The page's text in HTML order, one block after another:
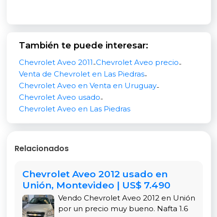
que lo hace respetuoso con el medio ambiente.
Dimensiones y Capacidad
Con una longitud de4.039 mm, una anchura de
1.735 mmy una altura de1.517 mm, el Aveo LS
ofrece un espacio interior cómodo para cinco
pasajeros. Su maletero tiene una capacidad de
290 litros, ampliable a653 litros
traseros abatidos, proporcionando espacio
Seguridad y Equipamiento
Frenos ABS
Airbags frontales
También te puede interesar:
Chevrolet Aveo 2011-Chevrolet Aveo precio-
Venta de Chevrolet en Las Piedras-
Chevrolet Aveo en Venta en Uruguay-
Chevrolet Aveo usado-
Chevrolet Aveo en Las Piedras
Relacionados
Chevrolet Aveo 2012 usado en
Unión, Montevideo | US$ 7.490
Vendo Chevrolet Aveo 2012 en Unión
por un precio muy bueno. Nafta 1.6